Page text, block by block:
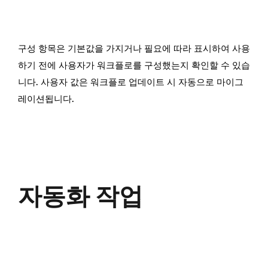
구성 항목은 기본값을 가지거나 필요에 따라 표시하여 사용
하기 전에 사용자가 워크플로를 구성했는지 확인할 수 있습
니다. 사용자 값은 워크플로 업데이트 시 자동으로 마이그
레이션됩니다.
자동화 작업